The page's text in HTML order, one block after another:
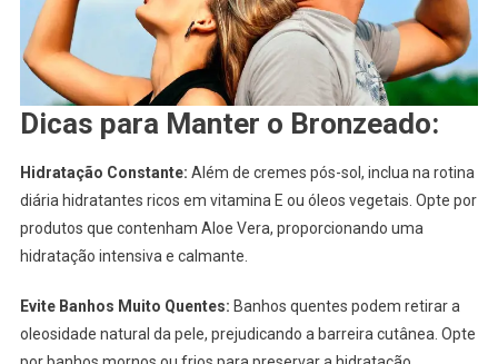
Dicas para Manter o Bronzeado:
Hidratação Constante: Além de cremes pós-sol, inclua na rotina
diária hidratantes ricos em vitamina E ou óleos vegetais. Opte por
produtos que contenham Aloe Vera, proporcionando uma
hidratação intensiva e calmante.
Evite Banhos Muito Quentes: Banhos quentes podem retirar a
oleosidade natural da pele, prejudicando a barreira cutânea. Opte